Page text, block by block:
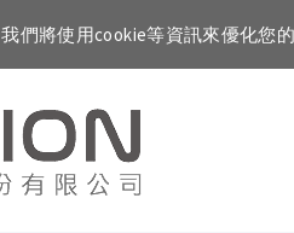
我們將使用cookie等資訊來優化您